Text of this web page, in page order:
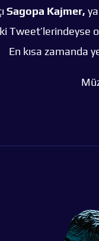
Sagopa Kajmer,
Tweet’lerindeyse
En kısa zamanda